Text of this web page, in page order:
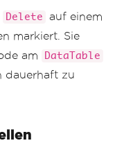
Delete auf einem
markiert. Sie
am DataTable
dauerhaft zu